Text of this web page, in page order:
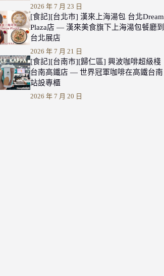
2026 年 7 月 23 日
[食記][台北市] 漢來上海湯包 台北Dream
Plaza店 — 漢來美食旗下上海湯包餐廳到
台北展店
2026 年 7 月 21 日
[食記][台南市][歸仁區] 興波咖啡超級棧
台南高鐵店 — 世界冠軍咖啡在高鐵台南
站設專櫃
2026 年 7 月 20 日